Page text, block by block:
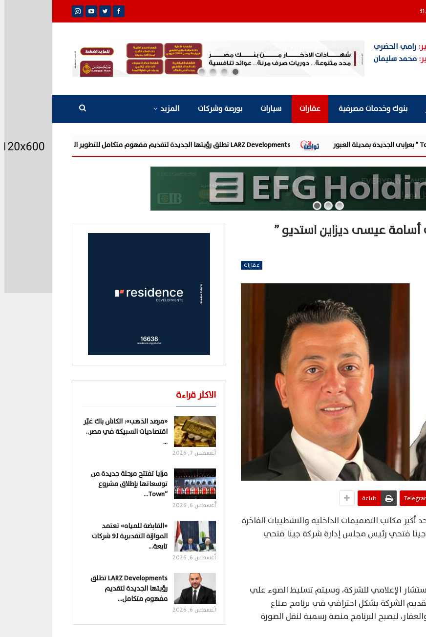
رامي الحضري
محمد سليمان
بنوك وخدمات مصرفية عقارات سيارات بورصة وشركات المزيد
LARZ Developments تطلق رؤيتها الجديدة لتقديم مفهوم متكامل للتطوير العقاري في مصر شركة «AIG» تتعاون مع «CSCEC الصينية» بمشروع «AI Tower» بأعلى المعايير العالمية
عيسى ديزاين استديو ”
عقارات
طباعة
مكاتب التصميمات الداخلية والتشطيبات الفاخرة
فتحي رئيس مجلس إدارة شركة جينا فتحي
الإعلامي للشركة، وسيتم تسليط الضوء علي
الشركة بشكل احترافي في برنامج صناع
ليصبح البرنامج منصة رسمية لنقل الصورة
الاكثر قراءة
«مرصد الذهب»: الكاش باك غيّر
اقتصاديات السبيكة في مصر..
…
أغسطس 7, 2026
مزايا تفتتح مرحلة جديدة من
توسعاتها بإطلاق مشروع
“Town…
أغسطس 6, 2026
«القابضة للمياه» تعتمد
الموازنة التقديرية لـ9 شركات
تابعة…
أغسطس 6, 2026
LARZ Developments تطلق
رؤيتها الجديدة لتقديم
مفهوم متكامل…
أغسطس 6, 2026